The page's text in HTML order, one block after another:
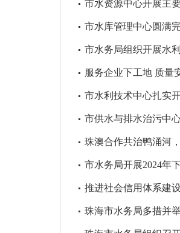
市水资源中心开展主
市水库管理中心圆满
市水务局组织开展水
服务企业下工地 质量
市水利技术中心扎实
市供水与排水治污中
珠澳合作共治鸭涌河
市水务局开展2024年
推进社会信用体系建
珠海市水务局多措并